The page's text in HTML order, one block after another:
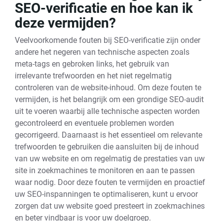
SEO-verificatie en hoe kan ik
deze vermijden?
Veelvoorkomende fouten bij SEO-verificatie zijn onder
andere het negeren van technische aspecten zoals
meta-tags en gebroken links, het gebruik van
irrelevante trefwoorden en het niet regelmatig
controleren van de website-inhoud. Om deze fouten te
vermijden, is het belangrijk om een grondige SEO-audit
uit te voeren waarbij alle technische aspecten worden
gecontroleerd en eventuele problemen worden
gecorrigeerd. Daarnaast is het essentieel om relevante
trefwoorden te gebruiken die aansluiten bij de inhoud
van uw website en om regelmatig de prestaties van uw
site in zoekmachines te monitoren en aan te passen
waar nodig. Door deze fouten te vermijden en proactief
uw SEO-inspanningen te optimaliseren, kunt u ervoor
zorgen dat uw website goed presteert in zoekmachines
en beter vindbaar is voor uw doelgroep.